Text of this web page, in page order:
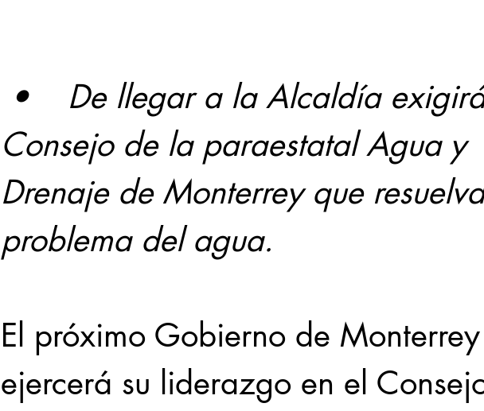
Consejo de la paraestatal Agua y
Drenaje de Monterrey que
problema del agua.
El próximo Gobierno de
ejercerá su liderazgo en el